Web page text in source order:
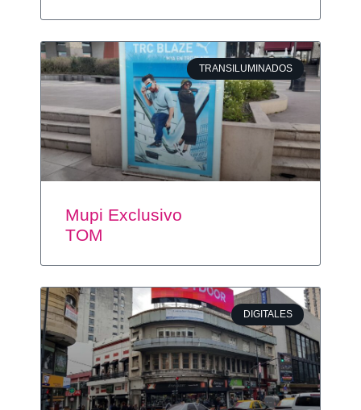
TRANSILUMINADOS
Mupi Exclusivo
TOM
DIGITALES